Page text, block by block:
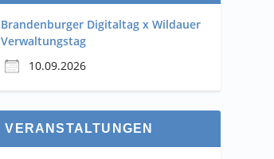
Brandenburger Digitaltag x Wildauer
Verwaltungstag
10.09.2026
VERANSTALTUNGEN